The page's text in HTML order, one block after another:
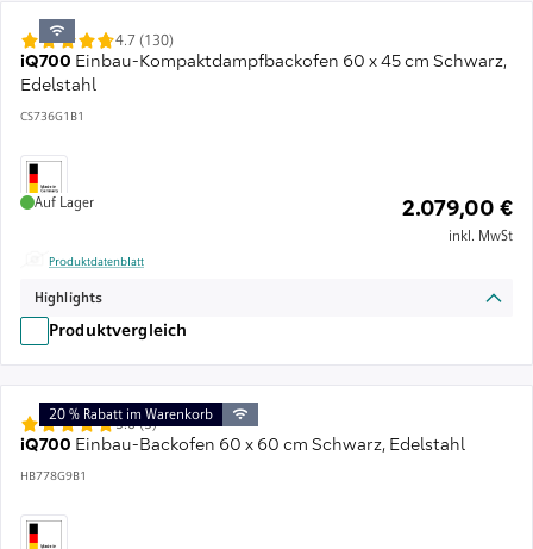
iQ700 Einbau-Kompaktdampfbackofen 60 x 45 cm Schwarz,
Edelstahl
CS736G1B1
4.7 (130)
Auf Lager 2.079,00 €
inkl. MwSt
Produktdatenblatt
Highlights
Produktvergleich
iQ700 Einbau-Backofen 60 x 60 cm Schwarz, Edelstahl
HB778G9B1
5.0 (5)
20 % Rabatt im Warenkorb